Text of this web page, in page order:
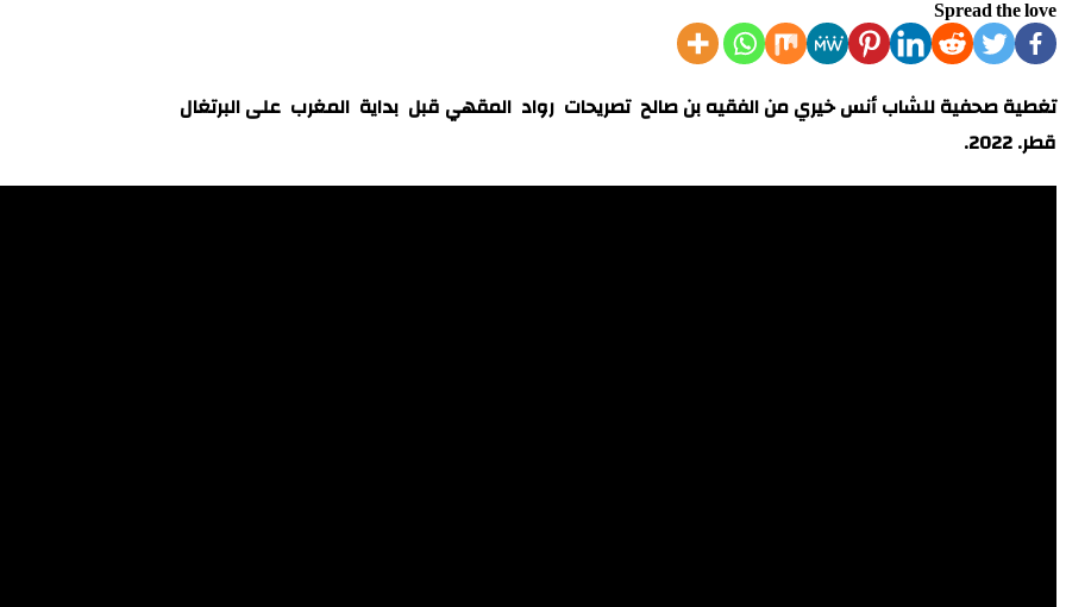
Spread the love
تغطية صحفية للشاب أنس خيري من الفقيه بن صالح تصريحات رواد المقهي قبل بداية المغرب على البرتغال
قطر. 2022.